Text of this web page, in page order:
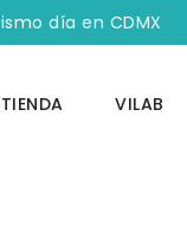
día en CDMX
TIENDA VILAB